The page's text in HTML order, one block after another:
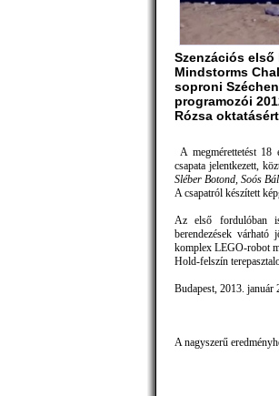
Szenzációs első
Mindstorms
soproni
programozói
Rózsa
A megmérettetést
csapata jelentkezett,
Sléber Botond, Soós
A csapatról készített
Az első fordulóban
berendezések
komplex LEGO-robot
Hold-felszín
Budapest, 2013. január
A nagyszerű